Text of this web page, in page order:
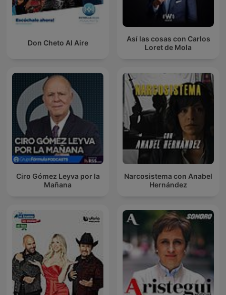
Don Cheto Al Aire
Así las cosas con Carlos
Loret de Mola
Ciro Gómez Leyva por la
Mañana
Narcosistema con Anabel
Hernández